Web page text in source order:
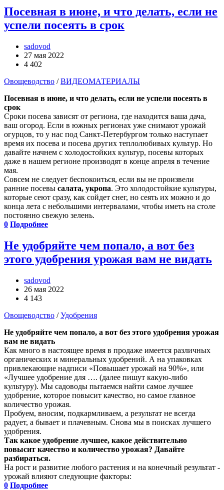
Посевная в июне, и что делать, если не
успели посеять в срок
sadovod
27 мая 2022
4 402
Овощеводство /ВИДЕОМАТЕРИАЛЫ
Посевная в июне, и что делать, если не успели посеять в
срок
Сроки посева зависят от региона, где находится ваша дача,
ваш огород. Если в южных регионах уже снимают урожай
огурцов, то у нас под Санкт-Петербургом только наступает
время их посева и посева других теплолюбивых культур. Но
давайте начнем с холодостойких культур, посевы которых
даже в нашем регионе производят в конце апреля в течение
мая.
Совсем не следует беспокоиться, если вы не произвели
ранние посевы салата, укропа. Это холодостойкие культуры,
которые сеют сразу, как сойдет снег, но сеять их можно и до
конца лета с небольшими интервалами, чтобы иметь на столе
постоянно свежую зелень.
0 Подробнее
Не удобряйте чем попало, а вот без
этого удобрения урожая вам не видать
sadovod
26 мая 2022
4 143
Овощеводство /Удобрения
Не удобряйте чем попало, а вот без этого удобрения урожая
вам не видать
Как много в настоящее время в продаже имеется различных
органических и минеральных удобрений. А на упаковках
привлекающие надписи «Повышает урожай на 90%», или
«Лучшее удобрение для …. (далее пишут какую-либо
культуру). Мы садоводы пытаемся найти самое лучшее
удобрение, которое повысит качество, но самое главное
количество урожая.
Пробуем, вносим, подкармливаем, а результат не всегда
радует, а бывает и плачевным. Снова мы в поисках лучшего
удобрения.
Так какое удобрение лучшее, какое действительно
повысит качество и количество урожая? Давайте
разбираться.
На рост и развитие любого растения и на конечный результат -
урожай влияют следующие факторы:
0 Подробнее